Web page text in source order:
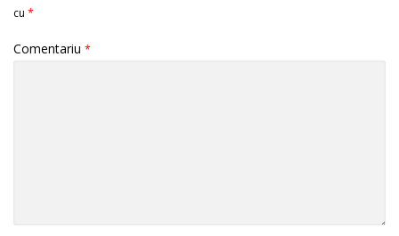
cu *
Comentariu *